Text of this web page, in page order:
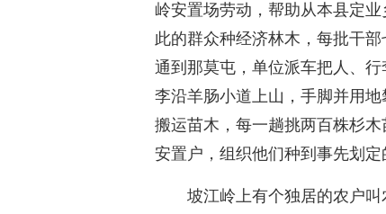
岭安置场劳动，帮助从本县定
此的群众种经济林木，每批干
通到那莫屯，单位派车把人、
李沿羊肠小道上山，手脚并用
搬运苗木，每一趟挑两百株杉
安置户，组织他们种到事先划定
坡江岭上有个独居的农户